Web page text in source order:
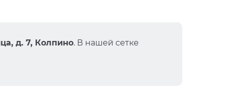
д. 7, Колпино. В нашей сетке